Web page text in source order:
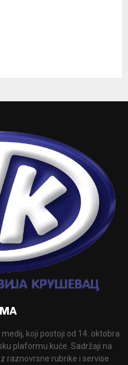
koji postoji od 14. oktobra
plaformu kuće. Sadržaji na
raznovrsne rubrike i servise